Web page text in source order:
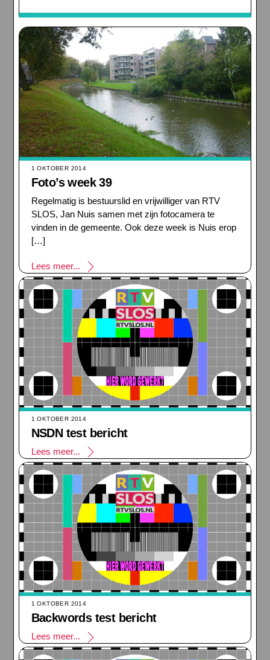
1 OKTOBER 2014
Foto’s week 39
Regelmatig is bestuurslid en vrijwilliger van RTV
SLOS, Jan Nuis samen met zijn fotocamera te
vinden in de gemeente. Ook deze week is Nuis erop
[…]
Lees meer...
1 OKTOBER 2014
NSDN test bericht
Lees meer...
1 OKTOBER 2014
Backwords test bericht
Lees meer...